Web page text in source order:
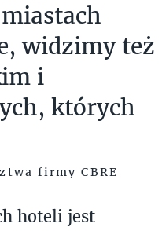
widzimy też
i
których
firmy CBRE
hoteli jest